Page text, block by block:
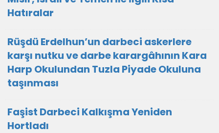
Hatıralar
Rüşdü Erdelhun’un darbeci askerlere
karşı nutku ve darbe karargâhının Kara
Harp Okulundan Tuzla Piyade Okuluna
taşınması
Faşist Darbeci Kalkışma Yeniden
Hortladı